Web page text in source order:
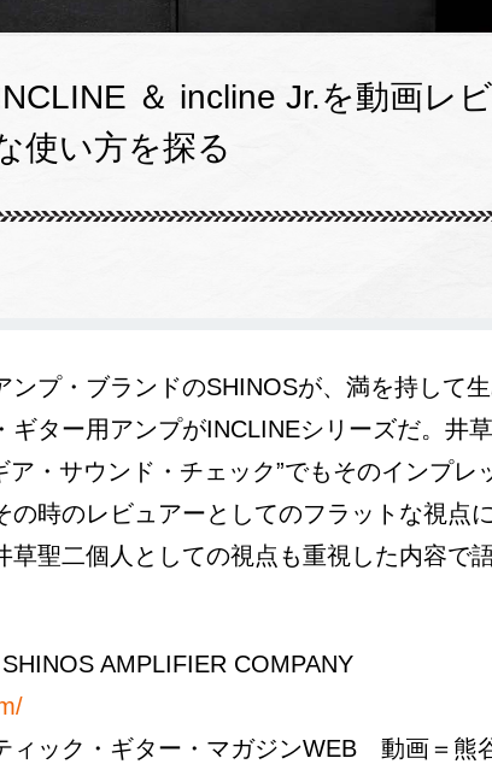
＆ incline Jr.を動画レ
使い方を探る
ンプ・ブランドのSHINOSが、満を持して
ギター用アンプがINCLINEシリーズだ。井
ア・サウンド・チェック”でもそのインプレ
の時のレビュアーとしてのフラットな視点
草聖二個人としての視点も重視した内容で
SHINOS AMPLIFIER COMPANY
ィック・ギター・マガジンWEB 動画＝熊